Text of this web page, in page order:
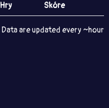
Hry Skóre
Data are updated every ~hour